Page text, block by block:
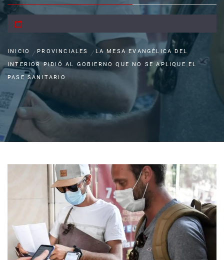
INICIO PROVINCIALES
LA MESA EVANGÉLICA DEL
INTERIOR PIDIÓ AL GOBIERNO QUE NO SE APLIQUE EL
PASE SANITARIO